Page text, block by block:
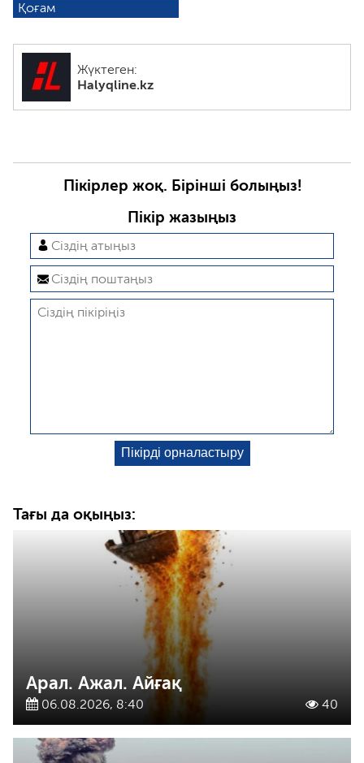
Қоғам
Жүктеген:
Halyqline.kz
Пікірлер жоқ. Бірінші болыңыз!
Пікір жазыңыз
Тағы да оқыңыз:
Арал. Ажал. Айғақ
06.08.2026, 8:40 40